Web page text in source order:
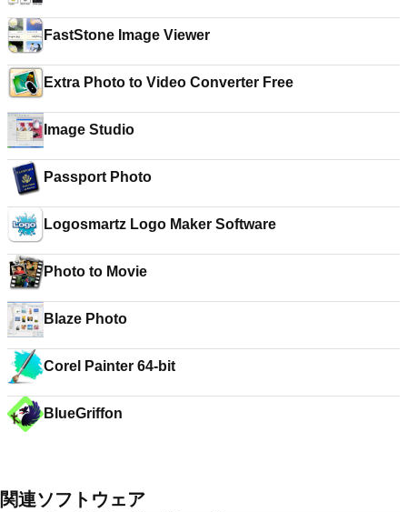
FastStone Image Viewer
Extra Photo to Video Converter Free
Image Studio
Passport Photo
Logosmartz Logo Maker Software
Photo to Movie
Blaze Photo
Corel Painter 64-bit
BlueGriffon
関連ソフトウェア